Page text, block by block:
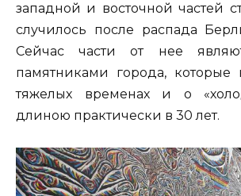
западной и восточной частей
случилось после распада
Сейчас части от нее
памятниками города, которые
тяжелых временах и о
длиною практически в 30 лет.